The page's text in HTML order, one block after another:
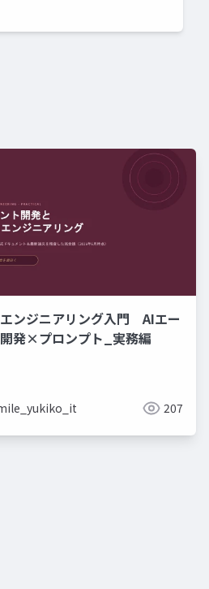
ンジニアリング入門 AIエー
発×プロンプト_実務編
207